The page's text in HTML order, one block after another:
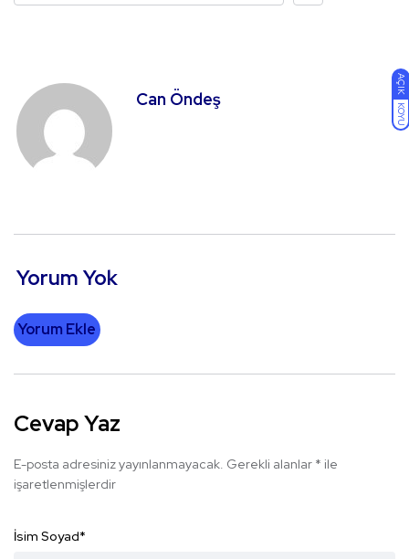
AÇIK
KOYU
Can Öndeş
Yorum Yok
Yorum Ekle
Cevap Yaz
E-posta adresiniz yayınlanmayacak. Gerekli alanlar * ile
işaretlenmişlerdir
İsim Soyad*